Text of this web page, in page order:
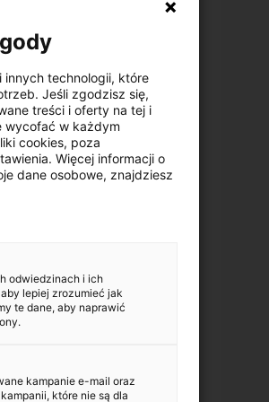
technologii, które
Jeśli zgodzisz się,
treści i oferty na tej i
wycofać w każdym
cookies, poza
Więcej informacji o
dane osobowe, znajdziesz
odwiedzinach i ich
lepiej zrozumieć jak
te dane, aby naprawić
kampanie e-mail oraz
które nie są dla